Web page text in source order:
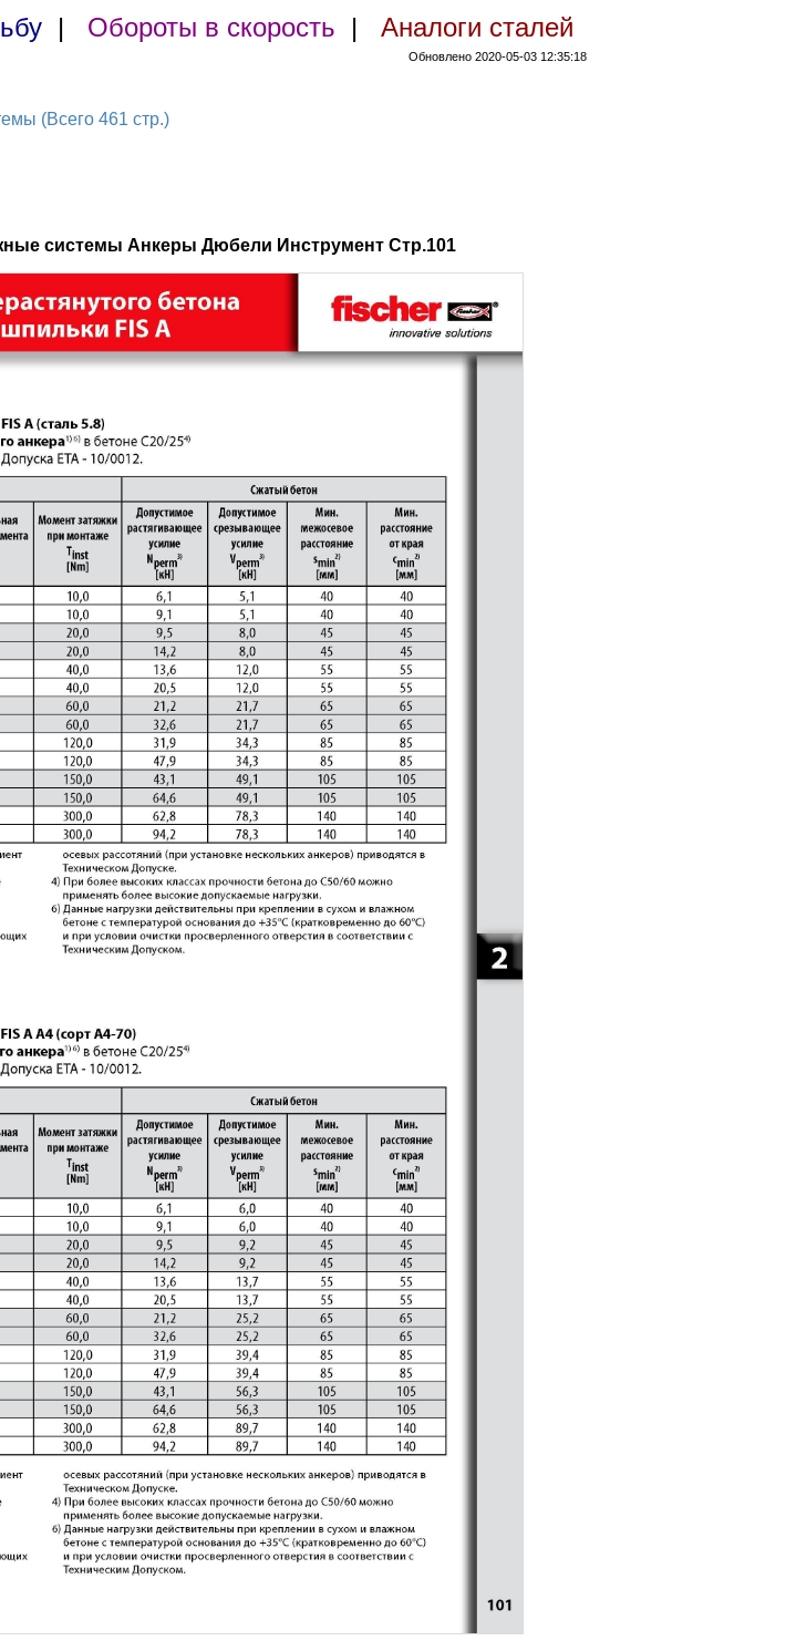
| Обороты в скорость | Аналоги сталей
Обновлено 2020-05-03 12:35:18
(Всего 461 стр.)
системы Анкеры Дюбели Инструмент Стр.101